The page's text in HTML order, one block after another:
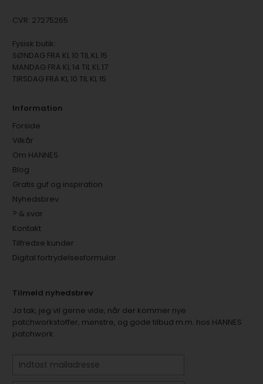
CVR: 27275265
Fysisk butik:
SØNDAG FRA KL 10 TIL KL 15
MANDAG FRA KL 14 TIL KL 17
TIRSDAG FRA KL 10 TIL KL 15
Information
Forside
Vilkår
Om HANNES
Blog
Gratis guf og inspiration
Nyhedsbrev
? & svar
Kontakt
Tilfredse kunder
Digital fortrydelsesformular
Tilmeld nyhedsbrev
Ja tak, jeg vil gerne vide, når der kommer nye
patchworkstoffer, mønstre, og gode tilbud m.m. hos HANNES
patchwork.